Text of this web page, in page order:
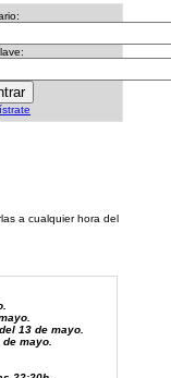
a cualquier hora del
13 de mayo.
mayo.